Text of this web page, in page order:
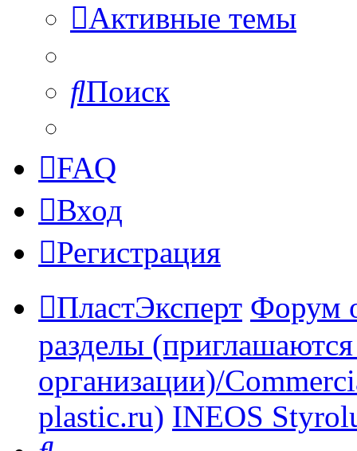
Активные темы
Поиск
FAQ
Вход
Регистрация
ПластЭксперт Форум
разделы
организации)/
plastic.ru) INEOS